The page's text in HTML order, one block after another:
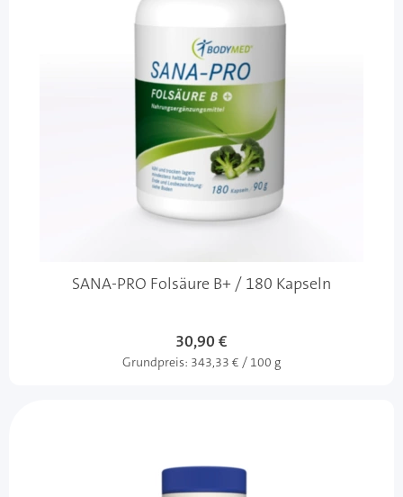
SANA-PRO Folsäure B+ / 180 Kapseln
30,90 €
Grundpreis: 343,33 € / 100 g